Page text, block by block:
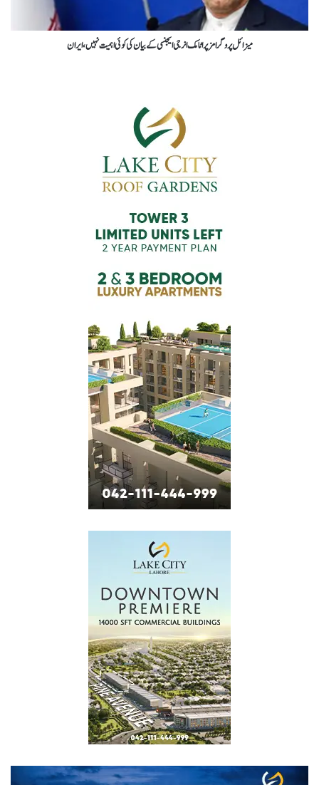
میزائل پروگرامزپراٹامک انرجی ایجنسی کے بیان کی کوئی اہمیت نہیں،ایران